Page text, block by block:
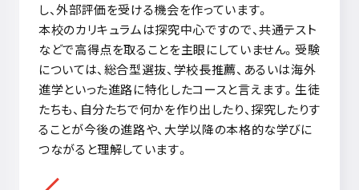
し、外部評価を受ける機会を作っています。
本校のカリキュラムは探究中心ですので、共通テスト
などで高得点を取ることを主眼にしていません。受験
については、総合型選抜、学校長推薦、あるいは海外
進学といった進路に特化したコースと言えます。生徒
たちも、自分たちで何かを作り出したり、探究したりす
ることが今後の進路や、大学以降の本格的な学びに
つながると理解しています。